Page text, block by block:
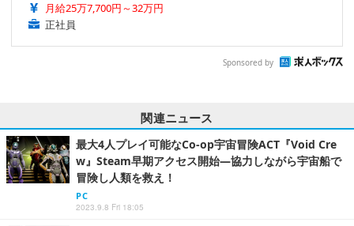
月給25万7,700円～32万円
正社員
Sponsored by
関連ニュース
最大4人プレイ可能なCo-op宇宙冒険ACT『Void Cre
w』Steam早期アクセス開始―協力しながら宇宙船で
冒険し人類を救え！
PC
2023.9.8 Fri 18:05